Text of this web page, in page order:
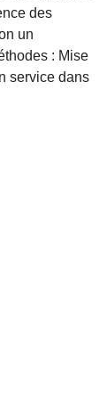
des
un
: Mise
service dans